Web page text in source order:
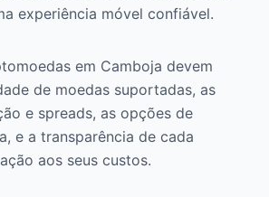
experiência móvel confiável.
em Camboja devem
de moedas suportadas, as
e spreads, as opções de
e a transparência de cada
aos seus custos.